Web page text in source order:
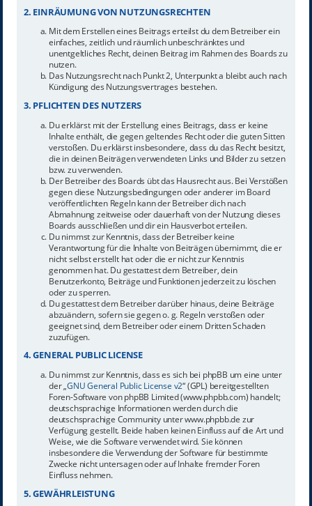
2. EINRÄUMUNG VON NUTZUNGSRECHTEN
Mit dem Erstellen eines Beitrags erteilst du dem Betreiber ein
einfaches, zeitlich und räumlich unbeschränktes und
unentgeltliches Recht, deinen Beitrag im Rahmen des Boards zu
nutzen.
Das Nutzungsrecht nach Punkt 2, Unterpunkt a bleibt auch nach
Kündigung des Nutzungsvertrages bestehen.
3. PFLICHTEN DES NUTZERS
Du erklärst mit der Erstellung eines Beitrags, dass er keine
Inhalte enthält, die gegen geltendes Recht oder die guten Sitten
verstoßen. Du erklärst insbesondere, dass du das Recht besitzt,
die in deinen Beiträgen verwendeten Links und Bilder zu setzen
bzw. zu verwenden.
Der Betreiber des Boards übt das Hausrecht aus. Bei Verstößen
gegen diese Nutzungsbedingungen oder anderer im Board
veröffentlichten Regeln kann der Betreiber dich nach
Abmahnung zeitweise oder dauerhaft von der Nutzung dieses
Boards ausschließen und dir ein Hausverbot erteilen.
Du nimmst zur Kenntnis, dass der Betreiber keine
Verantwortung für die Inhalte von Beiträgen übernimmt, die er
nicht selbst erstellt hat oder die er nicht zur Kenntnis
genommen hat. Du gestattest dem Betreiber, dein
Benutzerkonto, Beiträge und Funktionen jederzeit zu löschen
oder zu sperren.
Du gestattest dem Betreiber darüber hinaus, deine Beiträge
abzuändern, sofern sie gegen o. g. Regeln verstoßen oder
geeignet sind, dem Betreiber oder einem Dritten Schaden
zuzufügen.
4. GENERAL PUBLIC LICENSE
Du nimmst zur Kenntnis, dass es sich bei phpBB um eine unter
der „GNU General Public License v2“ (GPL) bereitgestellten
Foren-Software von phpBB Limited (www.phpbb.com) handelt;
deutschsprachige Informationen werden durch die
deutschsprachige Community unter www.phpbb.de zur
Verfügung gestellt. Beide haben keinen Einfluss auf die Art und
Weise, wie die Software verwendet wird. Sie können
insbesondere die Verwendung der Software für bestimmte
Zwecke nicht untersagen oder auf Inhalte fremder Foren
Einfluss nehmen.
5. GEWÄHRLEISTUNG